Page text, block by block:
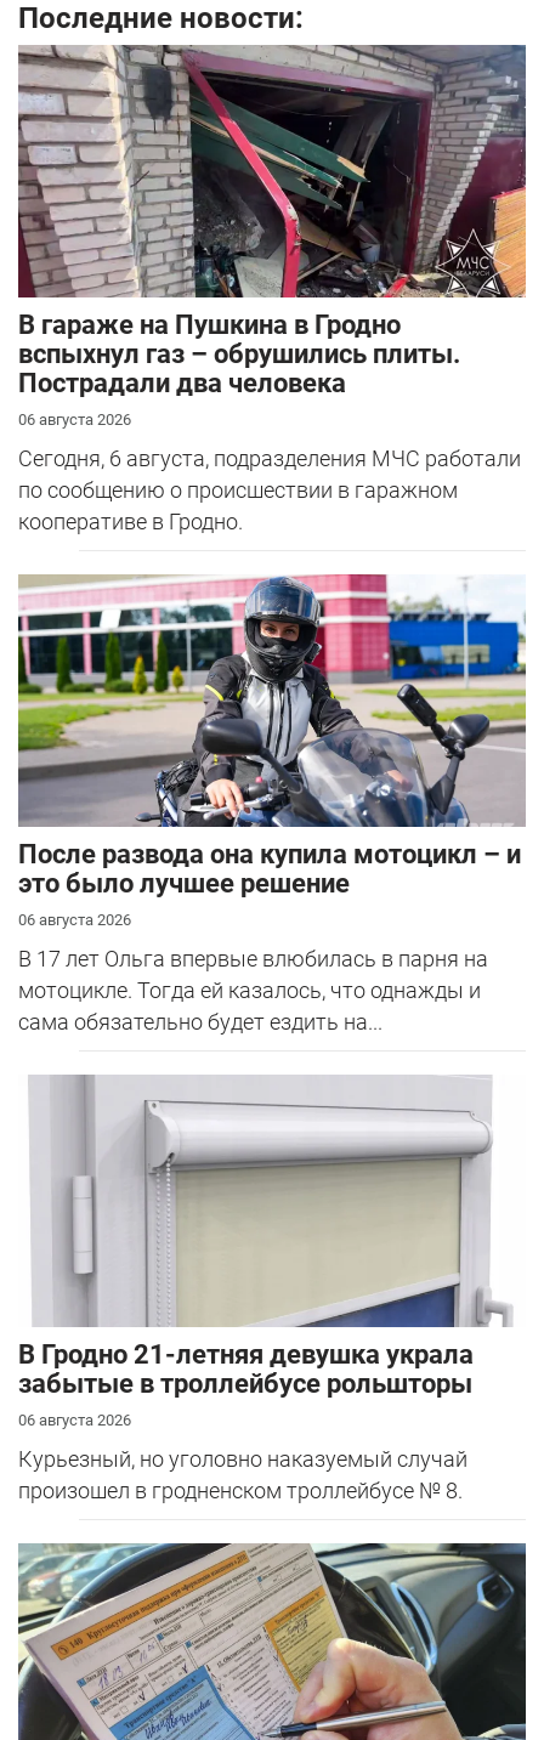
Последние новости:
В гараже на Пушкина в Гродно
вспыхнул газ – обрушились плиты.
Пострадали два человека
06 августа 2026
Сегодня, 6 августа, подразделения МЧС работали
по сообщению о происшествии в гаражном
кооперативе в Гродно.
После развода она купила мотоцикл – и
это было лучшее решение
06 августа 2026
В 17 лет Ольга впервые влюбилась в парня на
мотоцикле. Тогда ей казалось, что однажды и
сама обязательно будет ездить на...
В Гродно 21-летняя девушка украла
забытые в троллейбусе рольшторы
06 августа 2026
Курьезный, но уголовно наказуемый случай
произошел в гродненском троллейбусе № 8.